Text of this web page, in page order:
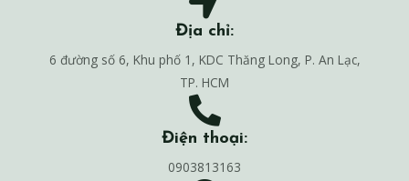
Địa chỉ:
6 đường số 6, Khu phố 1, KDC Thăng Long, P. An Lạc,
TP. HCM
Điện thoại:
0903813163